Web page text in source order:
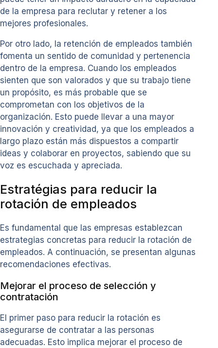
de la empresa para reclutar y retener a los
mejores profesionales.
Por otro lado, la retención de empleados también
fomenta un sentido de comunidad y pertenencia
dentro de la empresa. Cuando los empleados
sienten que son valorados y que su trabajo tiene
un propósito, es más probable que se
comprometan con los objetivos de la
organización. Esto puede llevar a una mayor
innovación y creatividad, ya que los empleados a
largo plazo están más dispuestos a compartir
ideas y colaborar en proyectos, sabiendo que su
voz es escuchada y apreciada.
Estratégias para reducir la
rotación de empleados
Es fundamental que las empresas establezcan
estrategias concretas para reducir la rotación de
empleados. A continuación, se presentan algunas
recomendaciones efectivas.
Mejorar el proceso de selección y
contratación
El primer paso para reducir la rotación es
asegurarse de contratar a las personas
adecuadas. Esto implica mejorar el proceso de